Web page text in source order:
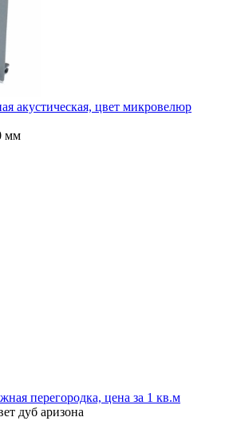
акустическая, цвет микровелюр
мм
перегородка, цена за 1 кв.м
дуб аризона